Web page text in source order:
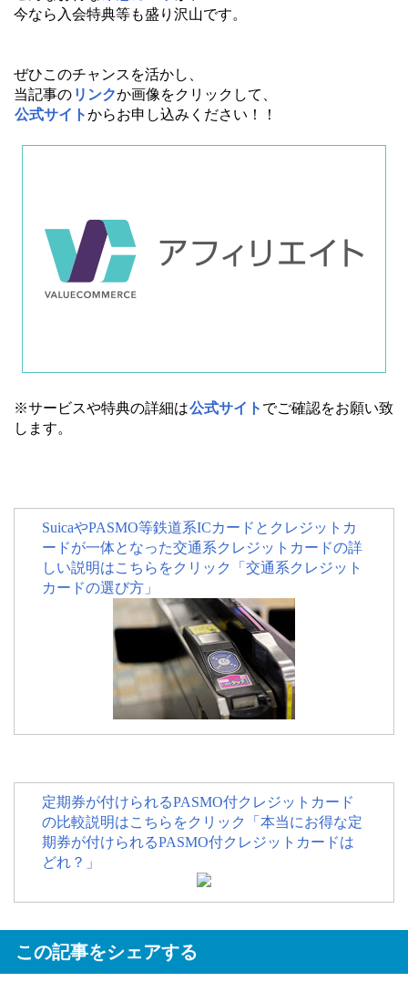
今なら入会特典等も盛り沢山です。
ぜひこのチャンスを活かし、
当記事の リンクか画像をクリックして、
公式サイトからお申し込みください！！
※サービスや特典の詳細は公式サイト でご確認をお願い致
します。
SuicaやPASMO等鉄道系ICカードとクレジットカ
ードが一体となった交通系クレジットカードの詳
しい説明はこちらをクリック「交通系クレジット
カードの選び方」
定期券が付けられるPASMO付クレジットカード
の比較説明はこちらをクリック「本当にお得な定
期券が付けられるPASMO付クレジットカードは
どれ？」
この記事をシェアする